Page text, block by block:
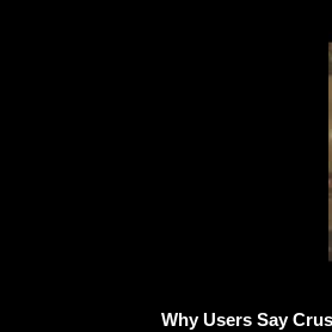
Why Users Say